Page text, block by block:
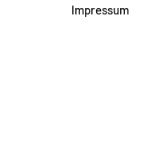
Impressum